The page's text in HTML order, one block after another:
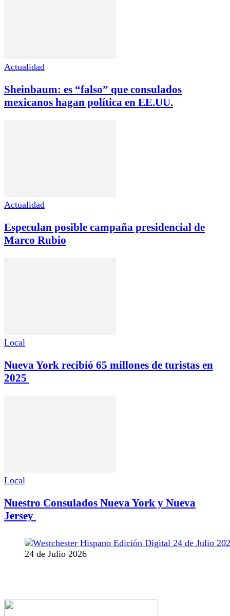
Actualidad
Sheinbaum: es “falso” que consulados
mexicanos hagan política en EE.UU.
Actualidad
Especulan posible campaña presidencial de
Marco Rubio
Local
Nueva York recibió 65 millones de turistas en
2025
Local
Nuestro Consulados Nueva York y Nueva
Jersey
24 de Julio 2026